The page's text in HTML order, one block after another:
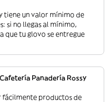
tiene un valor mínimo de
si no llegas al mínimo,
que tu glovo se entregue
Panadería Rossy
fácilmente productos de